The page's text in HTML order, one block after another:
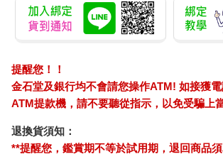
提醒您！！
金石堂及銀行均不會請您操作ATM! 如接獲
ATM提款機，請不要聽從指示，以免受騙上
退換貨須知：
**提醒您，鑑賞期不等於試用期，退回商品